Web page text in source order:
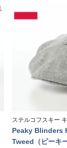
ステルコフスキー
Peaky Blinders
Tweed（ピーキ